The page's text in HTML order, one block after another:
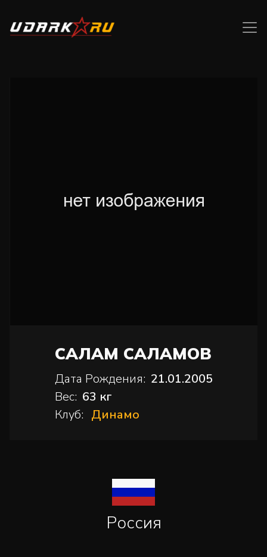
САЛАМ САЛАМОВ
Дата Рождения: 21.01.2005
Вес: 63 кг
Клуб: Динамо
Россия